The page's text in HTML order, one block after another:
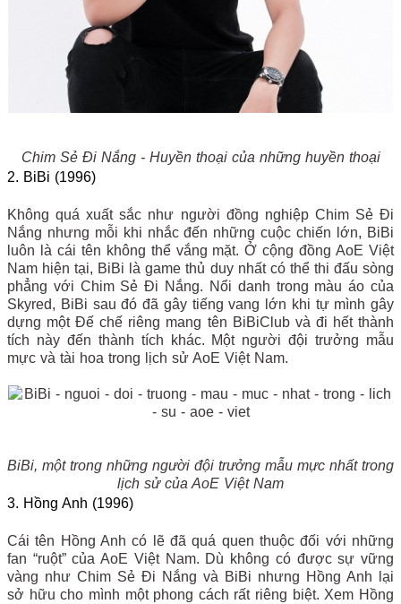
Chim Sẻ Đi Nắng - Huyền thoại của những huyền thoại
2. BiBi (1996)
Không quá xuất sắc như người đồng nghiệp Chim Sẻ Đi
Nắng nhưng mỗi khi nhắc đến những cuộc chiến lớn, BiBi
luôn là cái tên không thể vắng mặt. Ở cộng đồng AoE Việt
Nam hiện tại, BiBi là game thủ duy nhất có thể thi đấu sòng
phẳng với Chim Sẻ Đi Nắng. Nổi danh trong màu áo của
Skyred, BiBi sau đó đã gây tiếng vang lớn khi tự mình gây
dựng một Đế chế riêng mang tên BiBiClub và đi hết thành
tích này đến thành tích khác. Một người đội trưởng mẫu
mực và tài hoa trong lịch sử AoE Việt Nam.
BiBi, một trong những người đội trưởng mẫu mực nhất trong
lịch sử của AoE Việt Nam
3. Hồng Anh (1996)
Cái tên Hồng Anh có lẽ đã quá quen thuộc đối với những
fan “ruột” của AoE Việt Nam. Dù không có được sự vững
vàng như Chim Sẻ Đi Nắng và BiBi nhưng Hồng Anh lại
sở hữu cho mình một phong cách rất riêng biệt. Xem Hồng